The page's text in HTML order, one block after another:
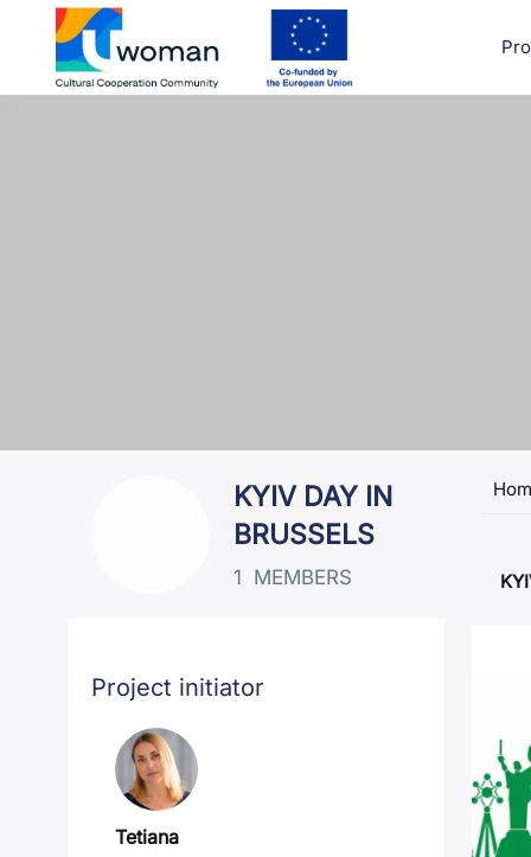
content
KYIV DAY IN
BRUSSELS
1 MEMBERS
Project initiator
Tetiana